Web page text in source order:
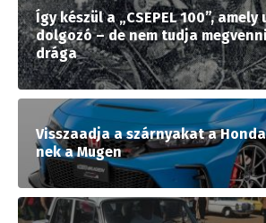
Így készül a „CSEPEL 100”,
dolgozó – de nem tudja
drága
Visszaadja a szárnyakat a
nek a Mugen